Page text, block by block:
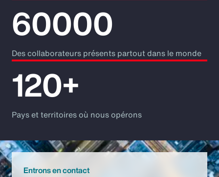
60000
Des collaborateurs présents partout dans le monde
120+
Pays et territoires où nous opérons
Entrons en contact